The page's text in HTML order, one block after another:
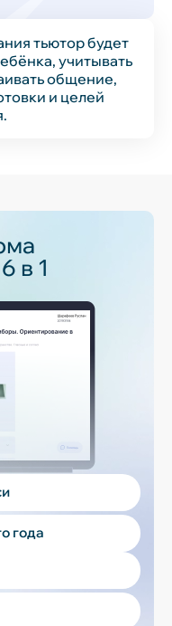
тьютор будет
учитывать
общение,
и целей
в 1
года